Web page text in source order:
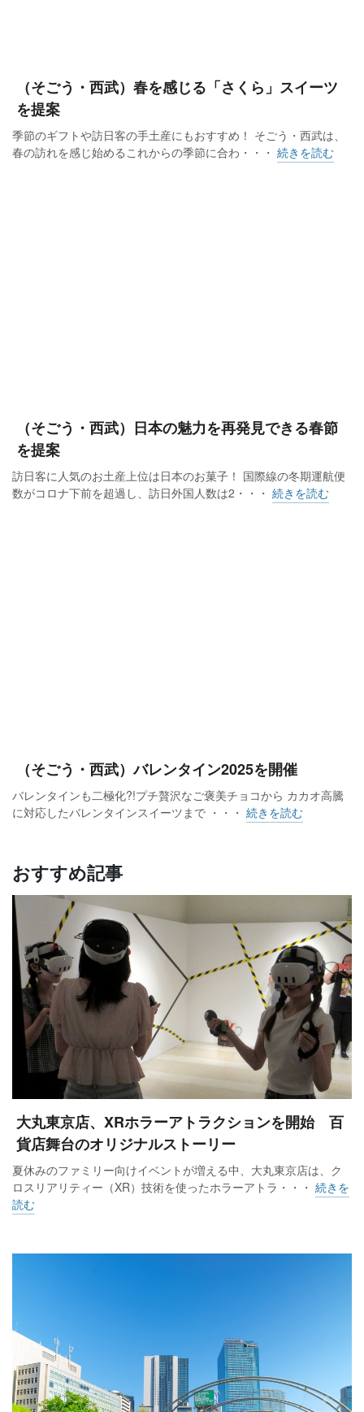
（そごう・西武）春を感じる「さくら」スイーツ
を提案
季節のギフトや訪日客の手土産にもおすすめ！ そごう・西武は、
春の訪れを感じ始めるこれからの季節に合わ・・・ 続きを読む
（そごう・西武）日本の魅力を再発見できる春節
を提案
訪日客に人気のお土産上位は日本のお菓子！ 国際線の冬期運航便
数がコロナ下前を超過し、訪日外国人数は2・・・ 続きを読む
（そごう・西武）バレンタイン2025を開催
バレンタインも二極化?!プチ贅沢なご褒美チョコから カカオ高騰
に対応したバレンタインスイーツまで ・・・ 続きを読む
おすすめ記事
大丸東京店、XRホラーアトラクションを開始 百
貨店舞台のオリジナルストーリー
夏休みのファミリー向けイベントが増える中、大丸東京店は、ク
ロスリアリティー（XR）技術を使ったホラーアトラ・・・ 続きを
読む